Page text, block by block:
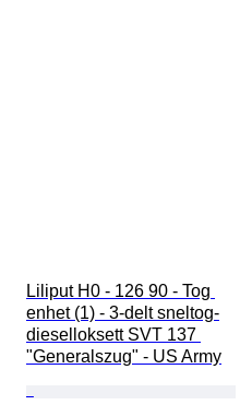
Liliput H0 - 126 90 - Tog
enhet (1) - 3-delt sneltog-
dieselloksett SVT 137
"Generalszug" - US Army